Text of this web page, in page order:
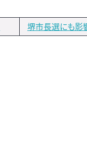
堺市長選にも影